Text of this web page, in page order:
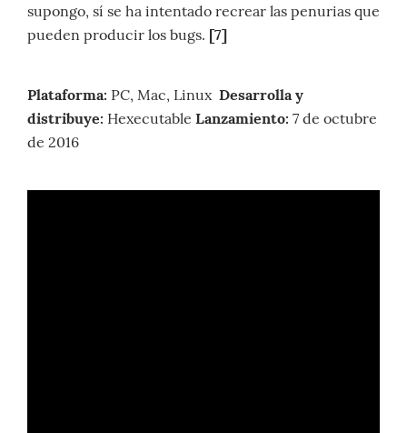
supongo, sí se ha intentado recrear las penurias que
pueden producir los bugs. [7]
Plataforma: PC, Mac, Linux Desarrolla y
distribuye: Hexecutable Lanzamiento: 7 de octubre
de 2016